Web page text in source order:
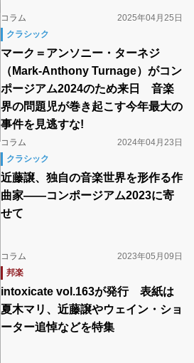
コラム
2025年04月25日
クラシック
マーク＝アンソニー・ターネジ
（Mark-Anthony Turnage）がコン
ポージアム2024のため来日 音楽
界の問題児が巻き起こす今年最大の
事件を見逃すな!
コラム
2024年04月23日
クラシック
近藤譲、独⾃の⾳楽世界を形作る作
曲家――コンポージアム2023に寄
せて
コラム
2023年05月09日
邦楽
intoxicate vol.163が発行 表紙は
夏木マリ、近藤譲やウェイン・ショ
ーター追悼などを特集